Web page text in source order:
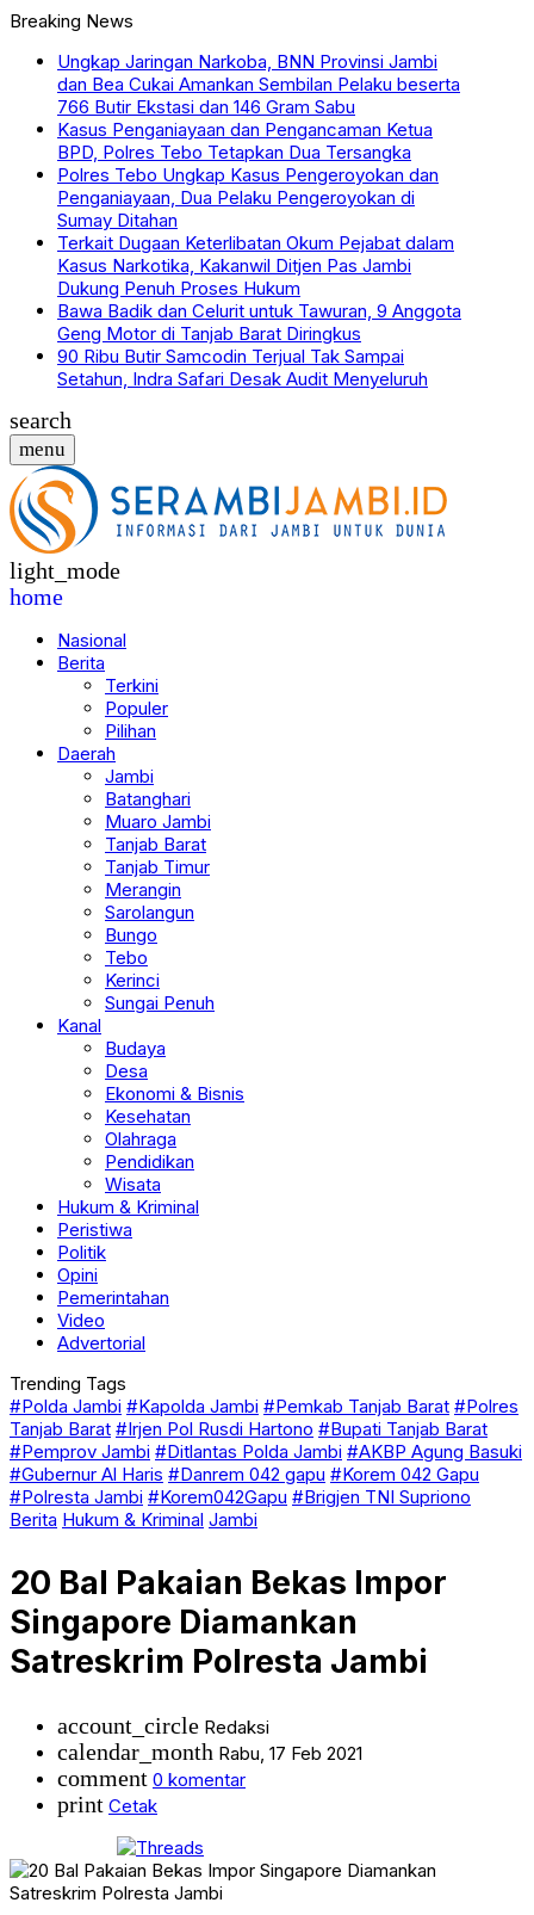
Breaking News
Ungkap Jaringan Narkoba, BNN Provinsi Jambi
dan Bea Cukai Amankan Sembilan Pelaku beserta
766 Butir Ekstasi dan 146 Gram Sabu
Kasus Penganiayaan dan Pengancaman Ketua
BPD, Polres Tebo Tetapkan Dua Tersangka
Polres Tebo Ungkap Kasus Pengeroyokan dan
Penganiayaan, Dua Pelaku Pengeroyokan di
Sumay Ditahan
Terkait Dugaan Keterlibatan Okum Pejabat dalam
Kasus Narkotika, Kakanwil Ditjen Pas Jambi
Dukung Penuh Proses Hukum
Bawa Badik dan Celurit untuk Tawuran, 9 Anggota
Geng Motor di Tanjab Barat Diringkus
90 Ribu Butir Samcodin Terjual Tak Sampai
Setahun, Indra Safari Desak Audit Menyeluruh
search
menu
light_mode
home
Nasional
Berita
Terkini
Populer
Pilihan
Daerah
Jambi
Batanghari
Muaro Jambi
Tanjab Barat
Tanjab Timur
Merangin
Sarolangun
Bungo
Tebo
Kerinci
Sungai Penuh
Kanal
Budaya
Desa
Ekonomi & Bisnis
Kesehatan
Olahraga
Pendidikan
Wisata
Hukum & Kriminal
Peristiwa
Politik
Opini
Pemerintahan
Video
Advertorial
Trending Tags
#Polda Jambi #Kapolda Jambi #Pemkab Tanjab Barat #Polres
Tanjab Barat #Irjen Pol Rusdi Hartono #Bupati Tanjab Barat
#Pemprov Jambi #Ditlantas Polda Jambi #AKBP Agung Basuki
#Gubernur Al Haris #Danrem 042 gapu #Korem 042 Gapu
#Polresta Jambi #Korem042Gapu #Brigjen TNI Supriono
Berita Hukum & Kriminal Jambi
20 Bal Pakaian Bekas Impor
Singapore Diamankan
Satreskrim Polresta Jambi
account_circle Redaksi
calendar_month Rabu, 17 Feb 2021
comment 0 komentar
print Cetak